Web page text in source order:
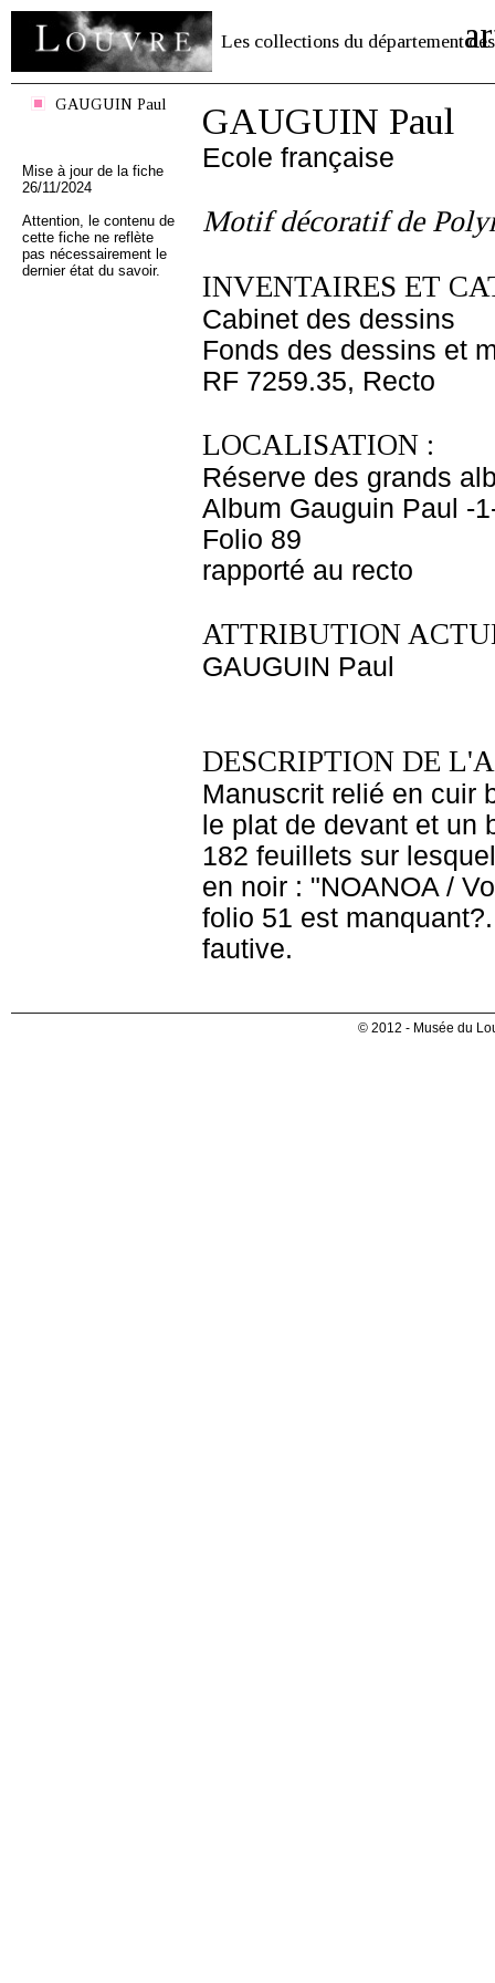
Les collections du département des
GAUGUIN Paul
Mise à jour de la fiche
26/11/2024
Attention, le contenu de
cette fiche ne reflète
pas nécessairement le
dernier état du savoir.
GAUGUIN Paul
Ecole française
Motif décoratif de
INVENTAIRES ET
Cabinet des dessins
Fonds des dessins et
RF 7259.35, Recto
LOCALISATION :
Réserve des grands
Album Gauguin Paul -
Folio 89
rapporté au recto
ATTRIBUTION
GAUGUIN Paul
DESCRIPTION DE
Manuscrit relié en cuir
le plat de devant et un
182 feuillets sur
en noir : "NOANOA /
folio 51 est
fautive.
© 2012 - Musée du